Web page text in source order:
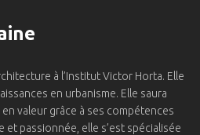
à l’Institut Victor Horta. Elle
en urbanisme. Elle saura
valeur grâce à ses compétences
et passionnée, elle s’est spécialisée